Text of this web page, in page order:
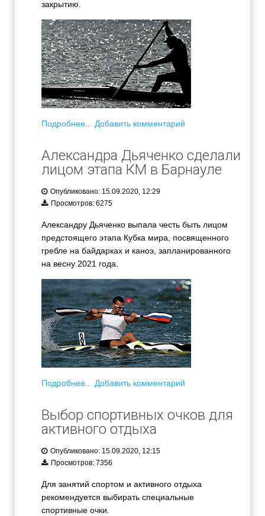
закрытию.
Подробнее... Добавить комментарий
Александра Дьяченко сделали
лицом этапа КМ в Барнауле
Опубликовано: 15.09.2020, 12:29
Просмотров: 6275
Александру Дьяченко выпала честь быть лицом
предстоящего этапа Кубка мира, посвященного
гребле на байдарках и каноэ, запланированного
на весну 2021 года.
Подробнее... Добавить комментарий
Выбор спортивных очков для
активного отдыха
Опубликовано: 15.09.2020, 12:15
Просмотров: 7356
Для занятий спортом и активного отдыха
рекомендуется выбирать специальные
спортивные очки.